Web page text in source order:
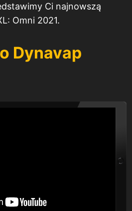
Ci najnowszą
Omni 2021.
Dynavap